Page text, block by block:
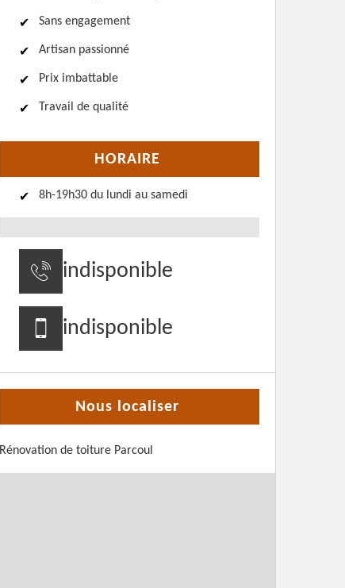
Sans engagement
Artisan passionné
Prix imbattable
Travail de qualité
HORAIRE
8h-19h30 du lundi au samedi
indisponible
indisponible
Nous localiser
Rénovation de toiture Parcoul